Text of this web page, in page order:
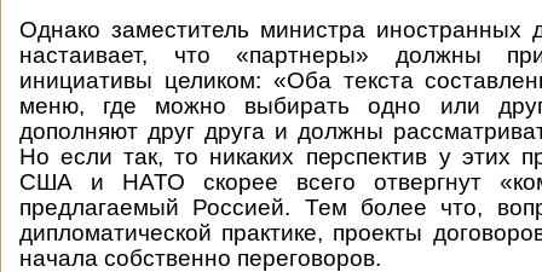
Однако заместитель министра иностранных
настаивает, что «партнеры» должны
инициативы целиком: «Оба текста
меню, где можно выбирать одно или
дополняют друг друга и должны
Но если так, то никаких перспектив у этих
США и НАТО скорее всего отвергнут
предлагаемый Россией. Тем более что,
дипломатической практике, проекты
начала собственно переговоров.